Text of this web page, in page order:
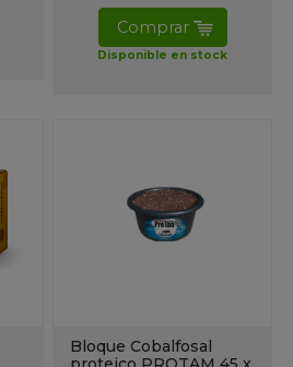
Disponible en stock
Comprar
Bloque Cobalfosal